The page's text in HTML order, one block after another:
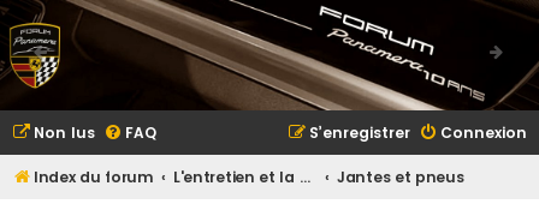
Non lus FAQ Connexion
S’enregistrer
Index du forum L'entretien et la maintenance Jantes et pneus